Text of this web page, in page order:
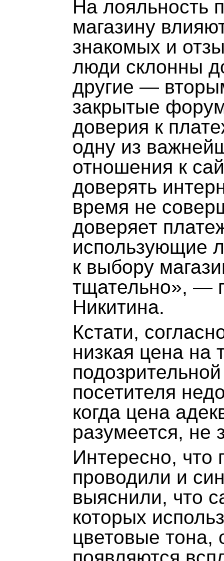
На лояльность
магазину
знакомых и
люди склонны
другие —
закрытые
доверия к
одну из
отношения к
доверять
время не
доверяет
использующие
к выбору
тщательно», —
Никитина.
Кстати,
низкая цена на
посетителя
когда цена
разумеется, не
Интересно, что
проводили и
выяснили, что
которых
цветовые